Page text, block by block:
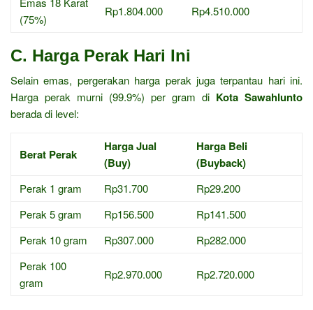
(75%)
Rp1.804.000 Rp4.510.000
C. Harga Perak Hari Ini
Selain emas, pergerakan harga perak juga terpantau hari ini.
Harga perak murni (99.9%) per gram di Kota Sawahlunto
berada di level:
Berat Perak
Harga Jual
(Buy)
Harga Beli
(Buyback)
Perak 1 gram Rp31.700
Rp29.200
Perak 5 gram
Rp156.500
Rp141.500
Perak 10 gram
Rp307.000
Rp282.000
Perak 100
gram
Rp2.970.000 Rp2.720.000